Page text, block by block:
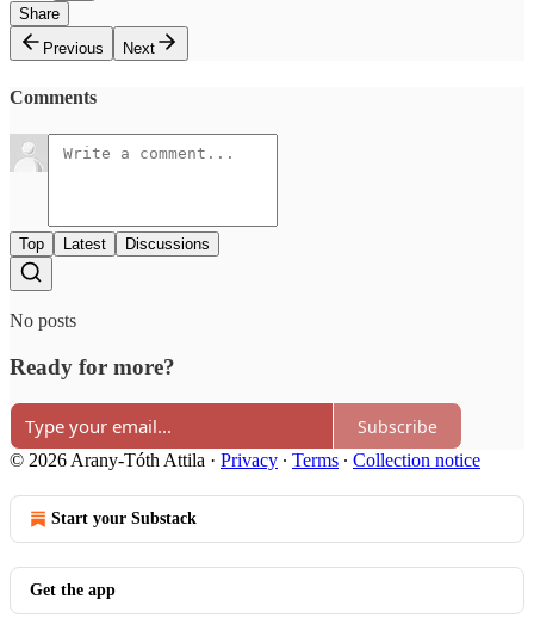
Share
Previous
Next
Comments
Top Latest Discussions
No posts
Ready for more?
Subscribe
© 2026 Arany-Tóth Attila · Privacy ∙ Terms ∙ Collection notice
Start your Substack
Get the app